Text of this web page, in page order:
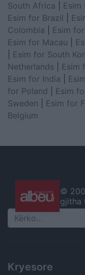
South Africa
Esim for Brazil
Colombia
Esim
Esim for Macau
Esim for South
Netherlands
Esim
Esim for India
for Poland
Esim
Sweden
Esim for
Belgium
©
gjitha
Search
Kryesore